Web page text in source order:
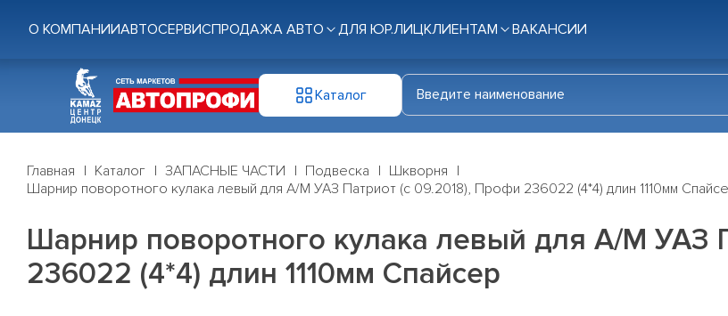
О КОМПАНИИАВТОСЕРВИСПРОДАЖА АВТО ДЛЯ ЮР.ЛИЦКЛИЕНТАМ ВАКАНСИИ
Каталог
Главная Каталог ЗАПАСНЫЕ ЧАСТИ Подвеска
Шкворня
Шарнир поворотного кулака левый для А/М УАЗ Патриот (с 09.2018), Профи 236022 (4*4) длин 1110мм
Шарнир поворотного кулака левый для А/М УАЗ
236022 (4*4) длин 1110мм Спайсер